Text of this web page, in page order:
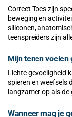
Correct Toes zijn
beweging en
siliconen,
teenspreiders zijn
Mijn tenen voelen
Lichte gevoeligheid
spieren en weefsels
langzamer op als
Wanneer mag je